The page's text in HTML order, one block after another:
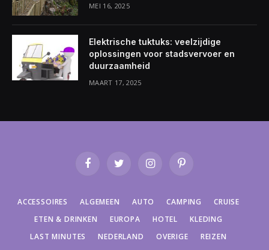
MEI 16, 2025
Elektrische tuktuks: veelzijdige
oplossingen voor stadsvervoer en
duurzaamheid
MAART 17, 2025
FacebookTwitter InstagramPinterest
ACCESSOIRES ALGEMEEN AUTO CAMPING
CRUISE
ETEN & DRINKEN
EUROPA HOTEL
KLEDING
LAST MINUTES
NEDERLAND OVERIGE
REIZEN